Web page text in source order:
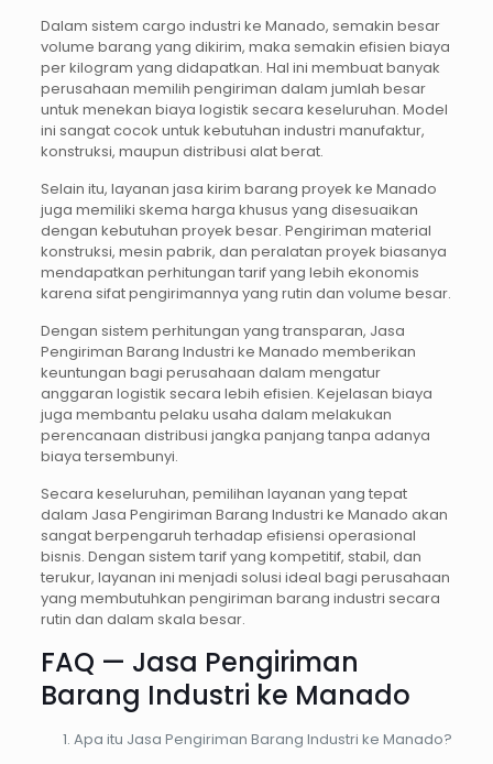
Dalam sistem cargo industri ke Manado, semakin besar
volume barang yang dikirim, maka semakin efisien biaya
per kilogram yang didapatkan. Hal ini membuat banyak
perusahaan memilih pengiriman dalam jumlah besar
untuk menekan biaya logistik secara keseluruhan. Model
ini sangat cocok untuk kebutuhan industri manufaktur,
konstruksi, maupun distribusi alat berat.
Selain itu, layanan jasa kirim barang proyek ke Manado
juga memiliki skema harga khusus yang disesuaikan
dengan kebutuhan proyek besar. Pengiriman material
konstruksi, mesin pabrik, dan peralatan proyek biasanya
mendapatkan perhitungan tarif yang lebih ekonomis
karena sifat pengirimannya yang rutin dan volume besar.
Dengan sistem perhitungan yang transparan, Jasa
Pengiriman Barang Industri ke Manado memberikan
keuntungan bagi perusahaan dalam mengatur
anggaran logistik secara lebih efisien. Kejelasan biaya
juga membantu pelaku usaha dalam melakukan
perencanaan distribusi jangka panjang tanpa adanya
biaya tersembunyi.
Secara keseluruhan, pemilihan layanan yang tepat
dalam Jasa Pengiriman Barang Industri ke Manado akan
sangat berpengaruh terhadap efisiensi operasional
bisnis. Dengan sistem tarif yang kompetitif, stabil, dan
terukur, layanan ini menjadi solusi ideal bagi perusahaan
yang membutuhkan pengiriman barang industri secara
rutin dan dalam skala besar.
FAQ — Jasa Pengiriman
Barang Industri ke Manado
Apa itu Jasa Pengiriman Barang Industri ke Manado?